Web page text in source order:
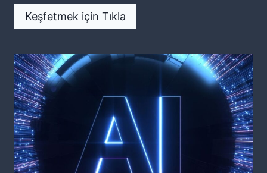
Keşfetmek için Tıkla